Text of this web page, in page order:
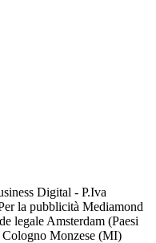
Digital - P.Iva
la pubblicità Mediamond
legale Amsterdam (Paesi
Monzese (MI)